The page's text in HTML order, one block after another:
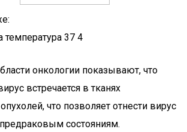
температура 37 4
онкологии показывают, что
встречается в тканях
что позволяет отнести вирус
состояниям.